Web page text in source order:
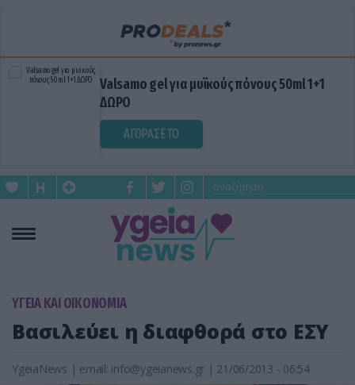
Valsamo gel για μυϊκούς πόνους 50ml 1+1
ΔΩΡΟ
ΑΓΟΡΑΣΕ ΤΟ
ΥΓΕΙΑ ΚΑΙ ΟΙΚΟΝΟΜΙΑ
Βασιλεύει η διαφθορά στο ΕΣΥ
YgeiaNews | email: info@ygeianews.gr | 21/06/2013 - 06:54